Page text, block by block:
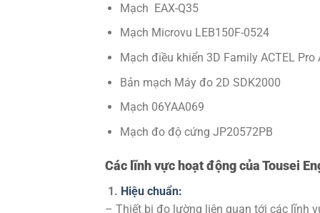
Mạch EAX-Q35
Mạch Microvu LEB150F-0524
Mạch điều khiển 3D Family ACTEL Pro
Bản mạch Máy đo 2D SDK2000
Mạch 06YAA069
Mạch đo độ cứng JP20572PB
Các lĩnh vực hoạt động của Tousei
1. Hiệu chuẩn:
– Thiết bị đo lường liên quan tới các lĩnh